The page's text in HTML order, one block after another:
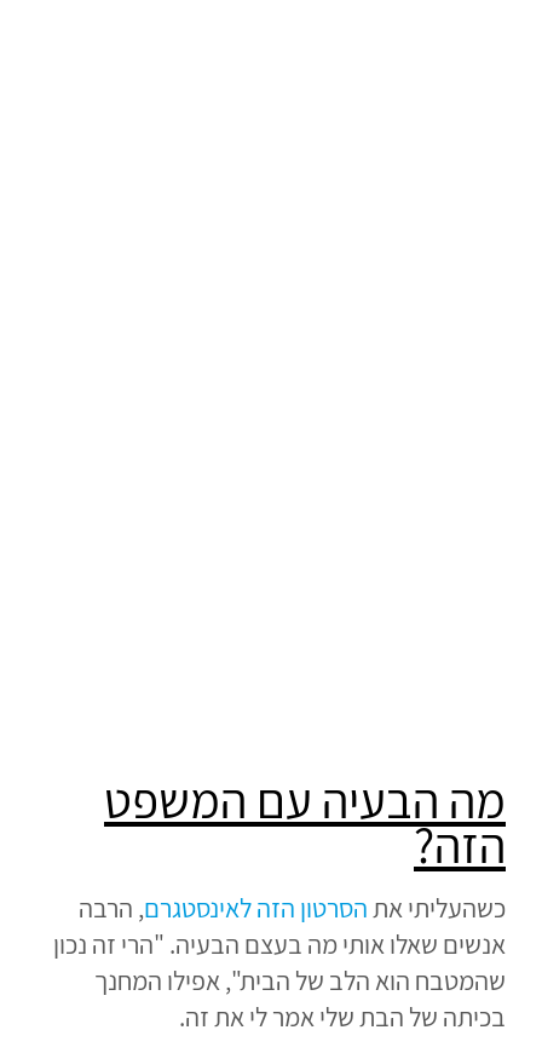
מה הבעיה עם המשפט
הזה?
כשהעליתי אתהסרטון הזה לאינסטגרם, הרבה
אנשים שאלו אותי מה בעצם הבעיה. "הרי זה נכון
שהמטבח הוא הלב של הבית", אפילו המחנך
בכיתה של הבת שלי אמר לי את זה.